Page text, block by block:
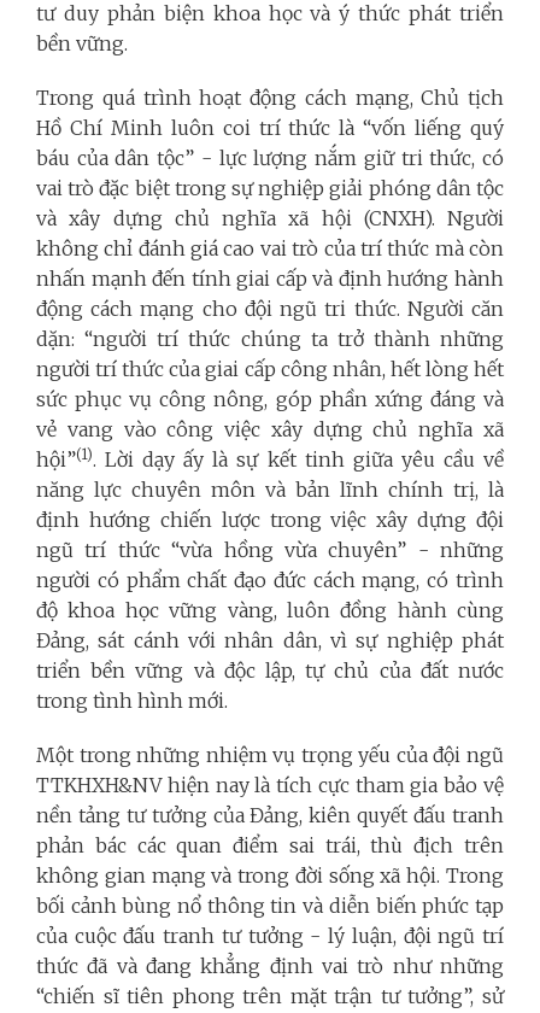
tư duy phản biện khoa học và ý thức phát triển
bền vững.
Trong quá trình hoạt động cách mạng, Chủ tịch
Hồ Chí Minh luôn coi trí thức là “vốn liếng quý
báu của dân tộc” - lực lượng nắm giữ tri thức, có
vai trò đặc biệt trong sự nghiệp giải phóng dân tộc
và xây dựng chủ nghĩa xã hội (CNXH). Người
không chỉ đánh giá cao vai trò của trí thức mà còn
nhấn mạnh đến tính giai cấp và định hướng hành
động cách mạng cho đội ngũ tri thức. Người căn
dặn: “người trí thức chúng ta trở thành những
người trí thức của giai cấp công nhân, hết lòng hết
sức phục vụ công nông, góp phần xứng đáng và
vẻ vang vào công việc xây dựng chủ nghĩa xã
hội”(1). Lời dạy ấy là sự kết tinh giữa yêu cầu về
năng lực chuyên môn và bản lĩnh chính trị, là
định hướng chiến lược trong việc xây dựng đội
ngũ trí thức “vừa hồng vừa chuyên” - những
người có phẩm chất đạo đức cách mạng, có trình
độ khoa học vững vàng, luôn đồng hành cùng
Đảng, sát cánh với nhân dân, vì sự nghiệp phát
triển bền vững và độc lập, tự chủ của đất nước
trong tình hình mới.
Một trong những nhiệm vụ trọng yếu của đội ngũ
TTKHXH&NV hiện nay là tích cực tham gia bảo vệ
nền tảng tư tưởng của Đảng, kiên quyết đấu tranh
phản bác các quan điểm sai trái, thù địch trên
không gian mạng và trong đời sống xã hội. Trong
bối cảnh bùng nổ thông tin và diễn biến phức tạp
của cuộc đấu tranh tư tưởng - lý luận, đội ngũ trí
thức đã và đang khẳng định vai trò như những
“chiến sĩ tiên phong trên mặt trận tư tưởng”, sử